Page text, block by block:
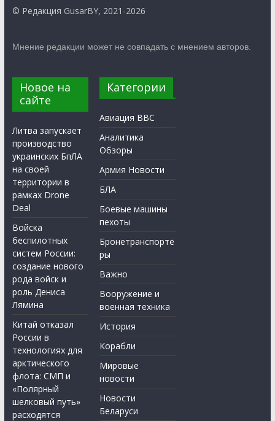
© Редакция GusarBY, 2021-2026
Мнение редакции может не совпадать с мнением авторов.
Новое на
сайте
Литва запускает
производство
украинских БпЛА
на своей
территории в
рамках Drone
Deal
Войска
беспилотных
систем России:
создание нового
рода войск и
роль Дениса
Лямина
Китай отказал
России в
технологиях для
арктического
флота: СМП и
«Полярный
шелковый путь»
расходятся
Категории
Авиация ВВС
Аналитика
Обзоры
Армия Новости
БЛА
Боевые машины
пехоты
Бронетранспортё
ры
Важно
Вооружение и
военная техника
История
Корабли
Мировые
новости
Новости
Беларуси